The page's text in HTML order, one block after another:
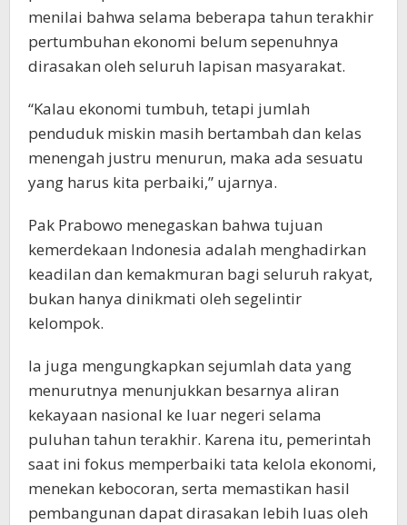
menilai bahwa selama beberapa tahun terakhir
pertumbuhan ekonomi belum sepenuhnya
dirasakan oleh seluruh lapisan masyarakat.
“Kalau ekonomi tumbuh, tetapi jumlah
penduduk miskin masih bertambah dan kelas
menengah justru menurun, maka ada sesuatu
yang harus kita perbaiki,” ujarnya.
Pak Prabowo menegaskan bahwa tujuan
kemerdekaan Indonesia adalah menghadirkan
keadilan dan kemakmuran bagi seluruh rakyat,
bukan hanya dinikmati oleh segelintir
kelompok.
Ia juga mengungkapkan sejumlah data yang
menurutnya menunjukkan besarnya aliran
kekayaan nasional ke luar negeri selama
puluhan tahun terakhir. Karena itu, pemerintah
saat ini fokus memperbaiki tata kelola ekonomi,
menekan kebocoran, serta memastikan hasil
pembangunan dapat dirasakan lebih luas oleh